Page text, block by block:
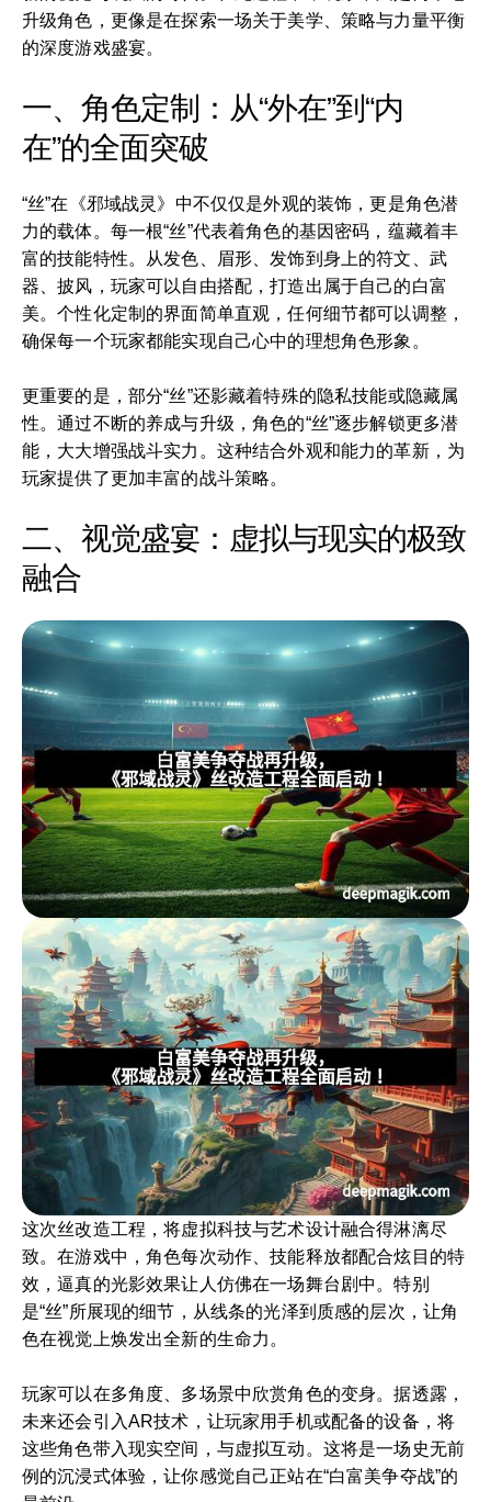
升级角色，更像是在探索一场关于美学、策略与力量平衡
的深度游戏盛宴。
一、角色定制：从“外在”到“内
在”的全面突破
“丝”在《邪域战灵》中不仅仅是外观的装饰，更是角色潜
力的载体。每一根“丝”代表着角色的基因密码，蕴藏着丰
富的技能特性。从发色、眉形、发饰到身上的符文、武
器、披风，玩家可以自由搭配，打造出属于自己的白富
美。个性化定制的界面简单直观，任何细节都可以调整，
确保每一个玩家都能实现自己心中的理想角色形象。
更重要的是，部分“丝”还影藏着特殊的隐私技能或隐藏属
性。通过不断的养成与升级，角色的“丝”逐步解锁更多潜
能，大大增强战斗实力。这种结合外观和能力的革新，为
玩家提供了更加丰富的战斗策略。
二、视觉盛宴：虚拟与现实的极致
融合
这次丝改造工程，将虚拟科技与艺术设计融合得淋漓尽
致。在游戏中，角色每次动作、技能释放都配合炫目的特
效，逼真的光影效果让人仿佛在一场舞台剧中。特别
是“丝”所展现的细节，从线条的光泽到质感的层次，让角
色在视觉上焕发出全新的生命力。
玩家可以在多角度、多场景中欣赏角色的变身。据透露，
未来还会引入AR技术，让玩家用手机或配备的设备，将
这些角色带入现实空间，与虚拟互动。这将是一场史无前
例的沉浸式体验，让你感觉自己正站在“白富美争夺战”的